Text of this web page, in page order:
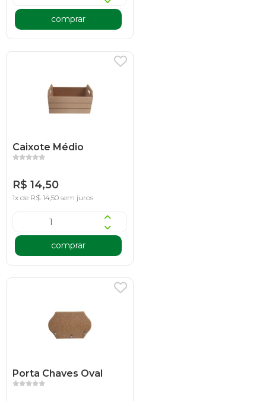
comprar
Caixote Médio
R$ 14,50
1x de R$ 14,50 sem juros
comprar
Porta Chaves Oval